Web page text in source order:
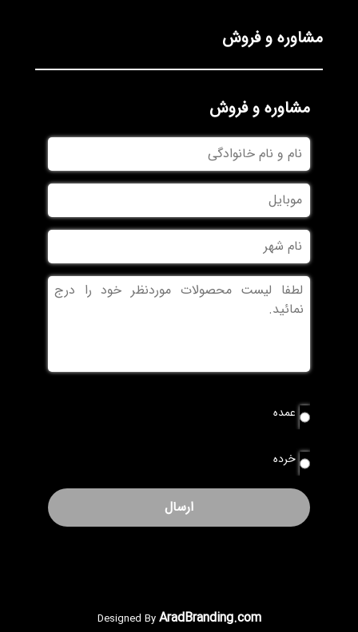
مشاوره و فروش
مشاوره و فروش
نام
و
نام
خانوادگی
موبایل
نام
شهر
بدون
عنوان
نوع
سفارش
عمده
خرده
Designed ByAradBranding.com